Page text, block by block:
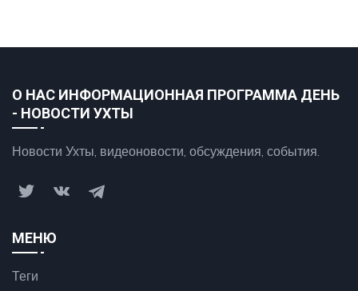
О НАС ИНФОРМАЦИОННАЯ ПРОГРАММА ДЕНЬ
- НОВОСТИ УХТЫ
Новости Ухты, видеоновости, обсуждения, события.
МЕНЮ
Теги